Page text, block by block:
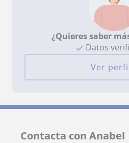
¿Quieres saber
Datos
Ver
Contacta con Anabel